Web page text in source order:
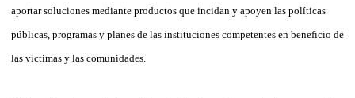
aportar soluciones mediante productos que incidan y apoyen las políticas
públicas, programas y planes de las instituciones competentes en beneficio de
las víctimas y las comunidades.